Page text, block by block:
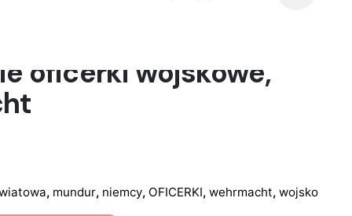
oficerki wojskowe,
, mundur, niemcy, OFICERKI, wehrmacht, wojsko